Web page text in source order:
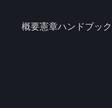
概要憲章ハンドブック